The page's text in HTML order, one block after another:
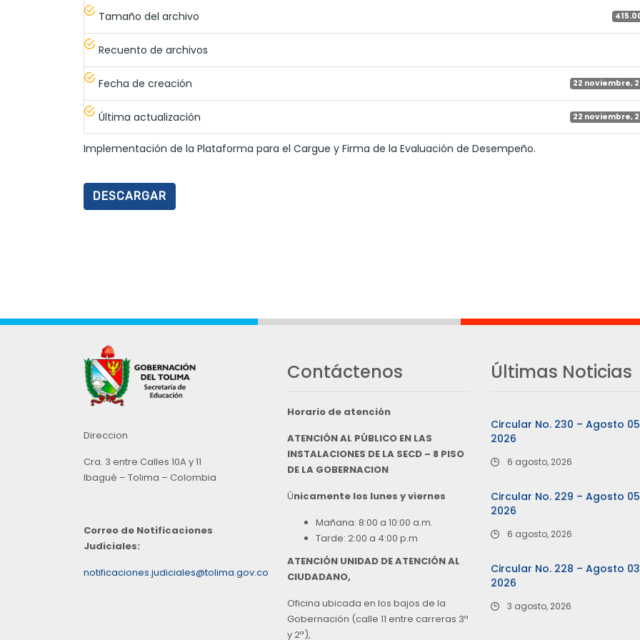
Tamaño del archivo
Recuento de archivos
Fecha de creación 22 noviembre,
Última actualización 22 noviembre,
Implementación de la Plataforma para el Cargue y Firma de la Evaluación de Desempeño.
DESCARGAR
Direccion
Cra. 3 entre Calles 10A y 11
Ibagué – Tolima – Colombia
Correo de Notificaciones
Judiciales:
notificaciones.judiciales@tolima.gov.co
Contáctenos
Horario de atención
ATENCIÓN AL PÚBLICO EN LAS
INSTALACIONES DE LA SECD – 8 PISO
DE LA GOBERNACION
Únicamente los lunes y viernes
Mañana: 8:00 a 10:00 a.m.
Tarde: 2:00 a 4:00 p.m
ATENCIÓN UNIDAD DE ATENCIÓN AL
CIUDADANO,
Oficina ubicada en los bajos de la
Gobernación (calle 11 entre carreras 3ª
y 2ª),
Últimas Noticias
Circular No. 230 – Agosto
2026
6 agosto, 2026
Circular No. 229 – Agosto
2026
6 agosto, 2026
Circular No. 228 – Agosto
2026
3 agosto, 2026